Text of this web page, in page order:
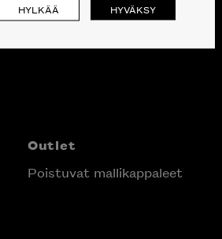
Outlet
Poistuvat mallikappaleet
HYLKÄÄ HYVÄKSY